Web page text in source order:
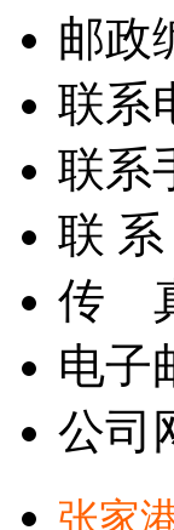
邮
联
联
联
传
电
公
张家